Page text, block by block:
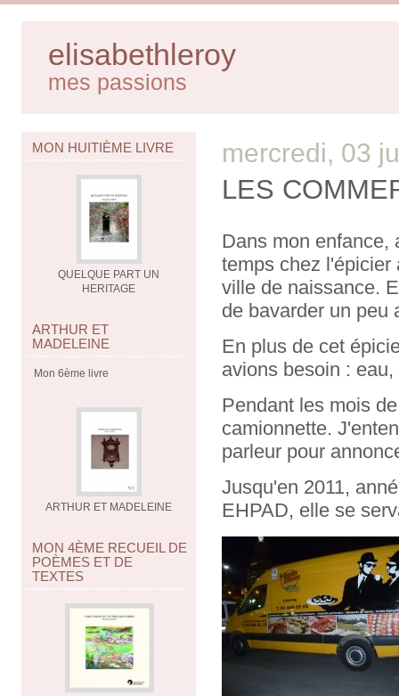
elisabethleroy
mes passions
MON HUITIÈME LIVRE
QUELQUE PART UN
HERITAGE
ARTHUR ET
MADELEINE
Mon 6ème livre
ARTHUR ET MADELEINE
MON 4ÈME RECUEIL DE
POÈMES ET DE
TEXTES
mercredi, 03
LES
Dans mon enfance,
temps chez l'épicier
ville de naissance.
de bavarder un peu
En plus de cet
avions besoin :
Pendant les mois
camionnette.
parleur pour
Jusqu'en 2011,
EHPAD, elle se